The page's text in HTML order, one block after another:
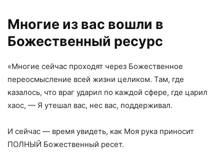
Многие из вас вошли в
Божественный ресурс
«Многие сейчас проходят через Божественное
переосмысление всей жизни целиком. Там, где
казалось, что враг ударил по каждой сфере, где царил
хаос, — Я утешал вас, нес вас, поддерживал.
И сейчас — время увидеть, как Моя рука приносит
ПОЛНЫЙ Божественный ресет.